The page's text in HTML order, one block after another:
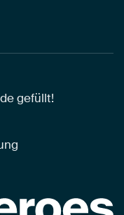
gefüllt!